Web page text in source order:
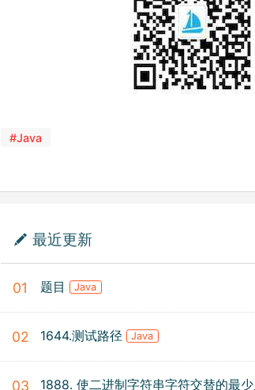
#Java
最近更新
01 题目 Java
02 1644.测试路径 Java
03 1888. 使二进制字符串字符交替的最